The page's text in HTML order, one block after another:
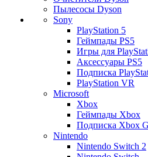
Пылесосы Dyson
Sony
PlayStation 5
Геймпады PS5
Игры для
Аксессуары PS5
Подписка
PlayStation VR
Microsoft
Xbox
Геймпады Xbox
Подписка Xbox
Nintendo
Nintendo Switch 2